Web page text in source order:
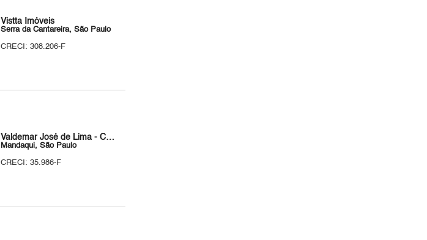
Vistta Imóveis
Serra da Cantareira, São Paulo
CRECI: 308.206-F
Valdemar José de Lima - Corretor de Imóveis
Mandaqui, São Paulo
CRECI: 35.986-F